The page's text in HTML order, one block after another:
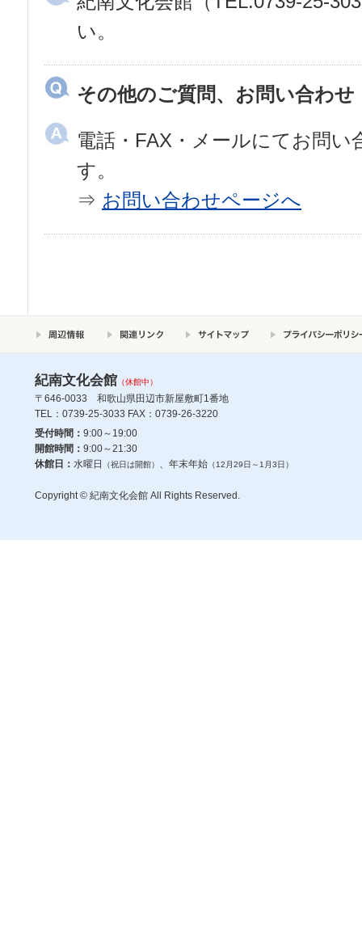
い。
その他のご質問、お問い合わせ
電話・FAX・メールにてお問
す。
⇒ お問い合わせページへ
紀南文化会館 （休館中）
〒646-0033 和歌山県田辺市新屋敷町1番地
TEL：0739-25-3033 FAX：0739-26-3220
受付時間： 9:00～19:00
開館時間： 9:00～21:30
休館日： 水曜日 （祝日は開館） 、年末年始（12月29日～1月3日）
Copyright © 紀南文化会館 All Rights Reserved.